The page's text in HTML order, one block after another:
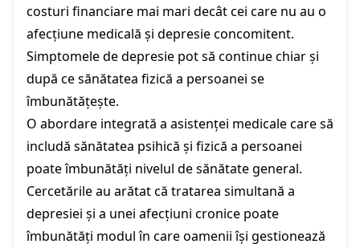
costuri financiare mai mari decât cei care nu au o
afecțiune medicală și depresie concomitent.
Simptomele de depresie pot să continue chiar și
după ce sănătatea fizică a persoanei se
îmbunătățește.
O abordare integrată a asistenței medicale care să
includă sănătatea psihică și fizică a persoanei
poate îmbunătăți nivelul de sănătate general.
Cercetările au arătat că tratarea simultană a
depresiei și a unei afecțiuni cronice poate
îmbunătăți modul în care oamenii își gestionează